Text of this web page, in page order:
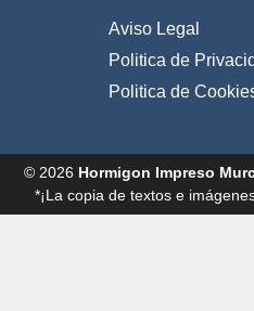
Aviso Legal
Politica de
Politica de
© 2026 Hormigon Impreso
*¡La copia de textos e